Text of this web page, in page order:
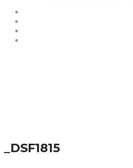
_DSF1815